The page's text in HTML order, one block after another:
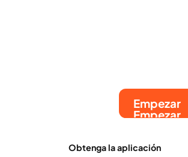
Empezar
Empezar
Obtenga la aplicación